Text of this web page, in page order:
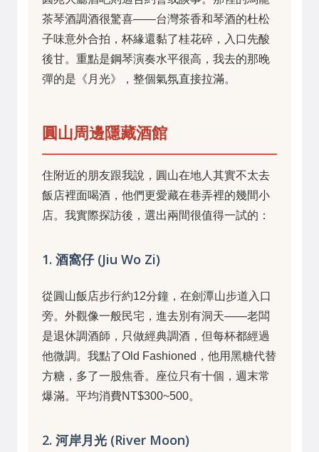
茶琴酒調酒很驚喜——台灣茶香和琴酒的杜松
子味意外合拍，杯緣還黏了桂花碎，入口先酸
後甘。重點是鋼琴演奏水平很高，我去的那晚
彈的是《月光》，整個氣氛直接拉滿。
圓山周邊隱藏酒館
住附近的朋友跟我說，圓山在地人其實不太去
飯店裡面喝酒，他們更愛藏在巷弄裡的幾間小
店。我實際探訪後，選出兩間很值得一試的：
1. 酒窩仔 (Jiu Wo Zi)
從圓山飯店步行約12分鐘，在劍潭山步道入口
旁。外觀像一般民宅，進去別有洞天——老闆
是退休調酒師，只做經典調酒，但每杯都經過
他微調。我點了Old Fashioned，他用黑糖代替
方糖，多了一股焦香。座位只有十個，週末常
爆滿。平均消費NT$300~500。
2. 河岸月光 (River Moon)